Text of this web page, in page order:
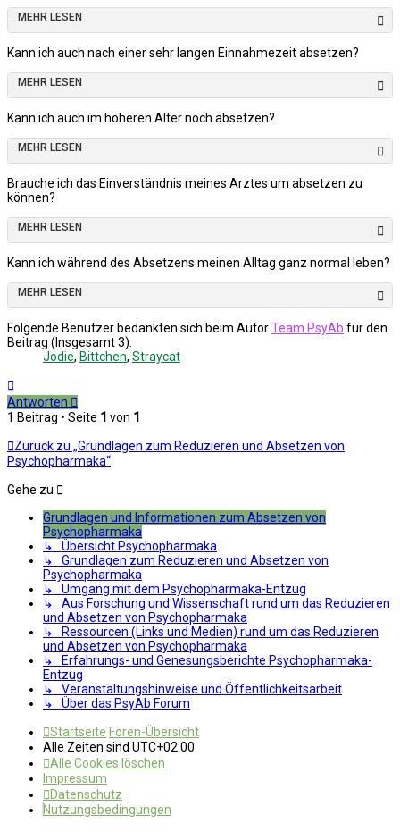
MEHR LESEN
Kann ich auch nach einer sehr langen Einnahmezeit absetzen?
MEHR LESEN
Kann ich auch im höheren Alter noch absetzen?
MEHR LESEN
Brauche ich das Einverständnis meines Arztes um absetzen zu
können?
MEHR LESEN
Kann ich während des Absetzens meinen Alltag ganz normal leben?
MEHR LESEN
Folgende Benutzer bedankten sich beim AutorTeam PsyAb für den
Beitrag (Insgesamt 3):
Jodie, Bittchen, Straycat
oben
Antworten
1 Beitrag • Seite 1 von 1
Zurück zu „Grundlagen zum Reduzieren und Absetzen von
Psychopharmaka“
Gehe zu
Grundlagen und Informationen zum Absetzen von
Psychopharmaka
↳ Übersicht Psychopharmaka
↳ Grundlagen zum Reduzieren und Absetzen von
Psychopharmaka
↳ Umgang mit dem Psychopharmaka-Entzug
↳ Aus Forschung und Wissenschaft rund um das Reduzieren
und Absetzen von Psychopharmaka
↳ Ressourcen (Links und Medien) rund um das Reduzieren
und Absetzen von Psychopharmaka
↳ Erfahrungs- und Genesungsberichte Psychopharmaka-
Entzug
↳ Veranstaltungshinweise und Öffentlichkeitsarbeit
↳ Über das PsyAb Forum
Startseite Foren-Übersicht
Alle Zeiten sind UTC+02:00
Alle Cookies löschen
Impressum
Datenschutz
Nutzungsbedingungen